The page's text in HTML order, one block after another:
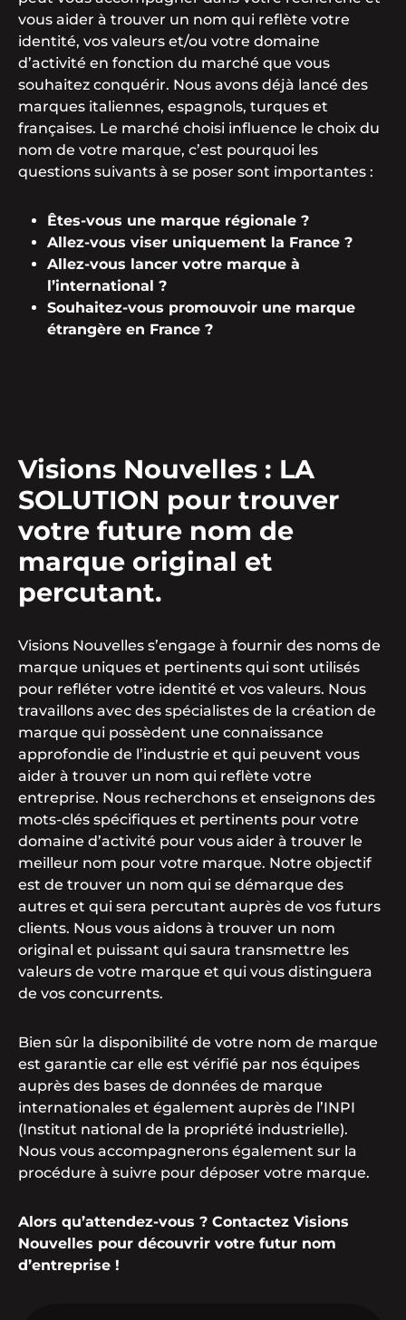
vous aider à trouver un nom qui reflète votre
identité, vos valeurs et/ou votre domaine
d’activité en fonction du marché que vous
souhaitez conquérir. Nous avons déjà lancé des
marques italiennes, espagnols, turques et
françaises. Le marché choisi influence le choix du
nom de votre marque, c’est pourquoi les
questions suivants à se poser sont importantes :
Êtes-vous une marque régionale ?
Allez-vous viser uniquement la France ?
Allez-vous lancer votre marque à
l’international ?
Souhaitez-vous promouvoir une marque
étrangère en France ?
Visions Nouvelles : LA
SOLUTION pour trouver
votre future nom de
marque original et
percutant.
Visions Nouvelles s’engage à fournir des noms de
marque uniques et pertinents qui sont utilisés
pour refléter votre identité et vos valeurs. Nous
travaillons avec des spécialistes de la création de
marque qui possèdent une connaissance
approfondie de l’industrie et qui peuvent vous
aider à trouver un nom qui reflète votre
entreprise. Nous recherchons et enseignons des
mots-clés spécifiques et pertinents pour votre
domaine d’activité pour vous aider à trouver le
meilleur nom pour votre marque. Notre objectif
est de trouver un nom qui se démarque des
autres et qui sera percutant auprès de vos futurs
clients. Nous vous aidons à trouver un nom
original et puissant qui saura transmettre les
valeurs de votre marque et qui vous distinguera
de vos concurrents.
Bien sûr la disponibilité de votre nom de marque
est garantie car elle est vérifié par nos équipes
auprès des bases de données de marque
internationales et également auprès de l’INPI
(Institut national de la propriété industrielle).
Nous vous accompagnerons également sur la
procédure à suivre pour déposer votre marque.
Alors qu’attendez-vous ? Contactez Visions
Nouvelles pour découvrir votre futur nom
d’entreprise !